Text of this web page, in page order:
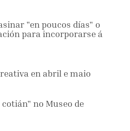
"en poucos días" o
para incorporarse á
en abril e maio
no Museo de